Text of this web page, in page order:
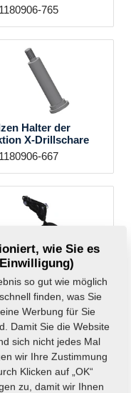
765
Halter der
X-Drillschare
667
763
wie Sie es
so gut wie möglich
finden, was Sie
Werbung für Sie
Damit Sie die Website
sich nicht jedes Mal
wir Ihre Zustimmung
Klicken auf „OK“
zu, damit wir Ihnen